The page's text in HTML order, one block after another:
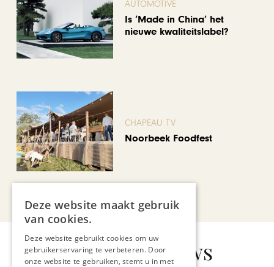
AUTOMOTIVE
Is ‘Made in China’ het
nieuwe kwaliteitslabel?
CHAPEAU TV
Noorbeek Foodfest
Gerelateerd nieuws
Deze website maakt gebruik
van cookies.
Deze website gebruikt cookies om uw
gebruikerservaring te verbeteren. Door
onze website te gebruiken, stemt u in met